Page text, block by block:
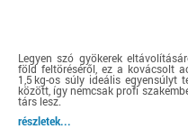
Legyen szó gyökerek
föld feltöréséről, ez a kovácsolt
1,5 kg-os súly ideális egyensúlyt
között, így nemcsak profi
társ lesz.
részletek...